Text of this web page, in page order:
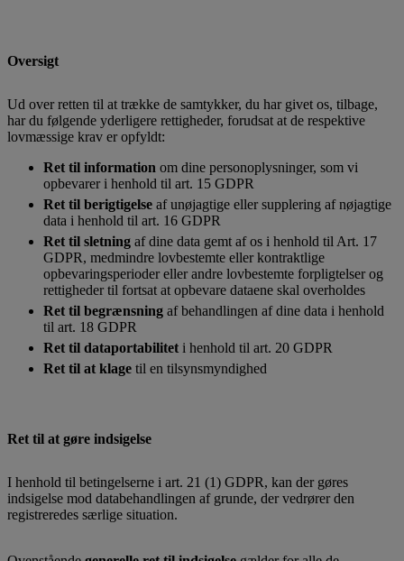
Oversigt
Ud over retten til at trække de samtykker, du har givet os, tilbage,
har du følgende yderligere rettigheder, forudsat at de respektive
lovmæssige krav er opfyldt:
Ret til information om dine personoplysninger, som vi
opbevarer i henhold til art. 15 GDPR
Ret til berigtigelse af unøjagtige eller supplering af nøjagtige
data i henhold til art. 16 GDPR
Ret til sletning af dine data gemt af os i henhold til Art. 17
GDPR, medmindre lovbestemte eller kontraktlige
opbevaringsperioder eller andre lovbestemte forpligtelser og
rettigheder til fortsat at opbevare dataene skal overholdes
Ret til begrænsning af behandlingen af dine data i henhold
til art. 18 GDPR
Ret til dataportabilitet i henhold til art. 20 GDPR
Ret til at klage til en tilsynsmyndighed
Ret til at gøre indsigelse
I henhold til betingelserne i art. 21 (1) GDPR, kan der gøres
indsigelse mod databehandlingen af grunde, der vedrører den
registreredes særlige situation.